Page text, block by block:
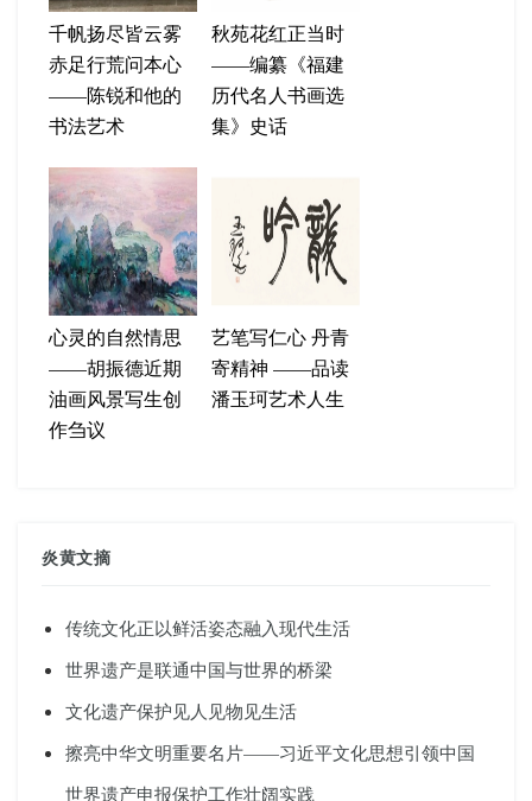
千帆扬尽皆云雾
赤足行荒问本心
——陈锐和他的
书法艺术
秋苑花红正当时
——编纂《福建
历代名人书画选
集》史话
心灵的自然情思
——胡振德近期
油画风景写生创
作刍议
艺笔写仁心 丹青
寄精神 ——品读
潘玉珂艺术人生
炎黄文摘
传统文化正以鲜活姿态融入现代生活
世界遗产是联通中国与世界的桥梁
文化遗产保护见人见物见生活
擦亮中华文明重要名片——习近平文化思想引领中国
世界遗产申报保护工作壮阔实践